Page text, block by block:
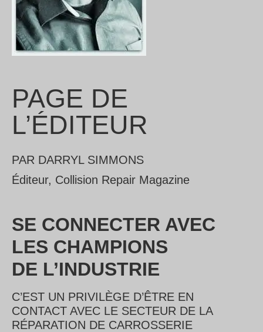
PAGE DE
L’ÉDITEUR
PAR DARRYL SIMMONS
Éditeur, Collision Repair Magazine
SE CONNECTER AVEC
LES CHAMPIONS
DE L’INDUSTRIE
C’EST UN PRIVILÈGE D’ÊTRE EN
CONTACT AVEC LE SECTEUR DE LA
RÉPARATION DE CARROSSERIE